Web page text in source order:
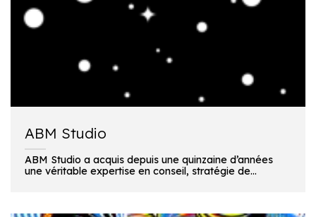
ABM Studio
ABM Studio a acquis depuis une quinzaine d’années
une véritable expertise en conseil, stratégie de...